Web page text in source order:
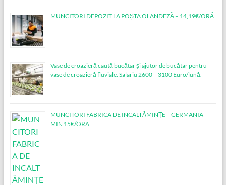
MUNCITORI DEPOZIT LA POȘTA OLANDEZĂ – 14,19€/ORĂ
Vase de croazieră caută bucătar și ajutor de bucătar pentru
vase de croazieră fluviale. Salariu 2600 – 3100 Euro/lună.
MUNCITORI FABRICA DE INCALTĂMINȚE – GERMANIA –
MIN 15€/ORA